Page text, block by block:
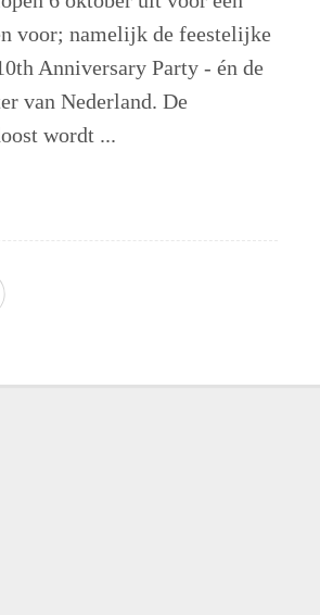
voor; namelijk de feestelijke
Anniversary Party - én de
van Nederland. De
wordt ...